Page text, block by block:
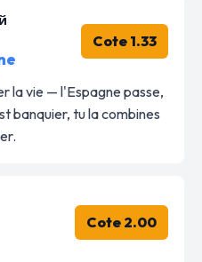
Cote 1.33
la vie — l'Espagne passe,
banquier, tu la combines
Cote 2.00